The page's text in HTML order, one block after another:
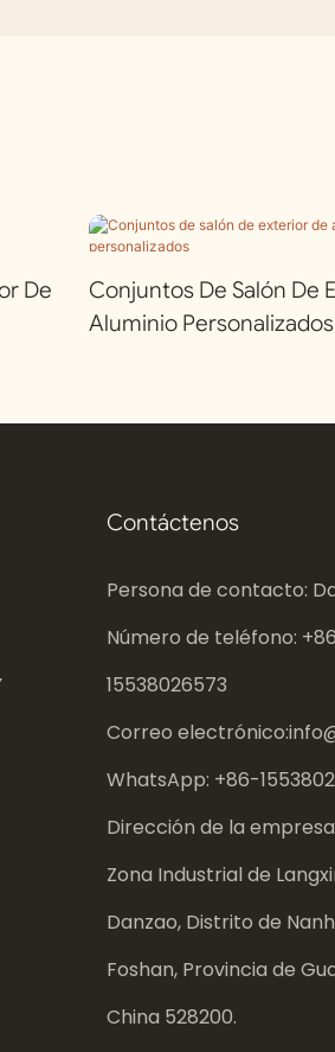
De
Conjuntos De Salón De
Aluminio Personalizados
Contáctenos
Persona de contacto:
Número de teléfono:
15538026573
Correo electrónico:
WhatsApp: +86-
Dirección de la
Zona Industrial de
Danzao, Distrito de
Foshan, Provincia de
China 528200.